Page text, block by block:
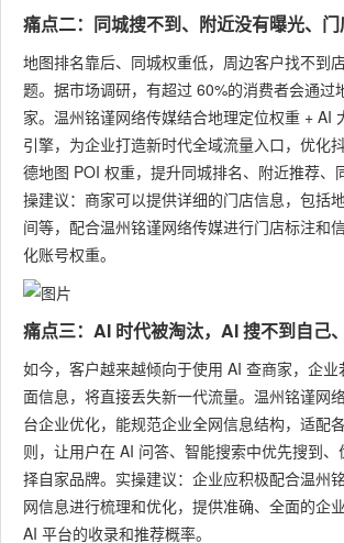
痛点二：同城搜不到、附近没有曝光、
地图排名靠后、同城权重低，周边客户找不到
题。据市场调研，有超过 60%的消费者会通过
家。温州铭谨网络传媒结合地理定位权重 + AI
引擎，为企业打造新时代全域流量入口，优化
德地图 POI 权重，提升同城排名、附近推荐、
操建议：商家可以提供详细的门店信息，包括
间等，配合温州铭谨网络传媒进行门店标注和
化账号权重。
痛点三：AI 时代被淘汰，AI 搜不到自己
如今，客户越来越倾向于使用 AI 查商家，企
面信息，将直接丢失新一代流量。温州铭谨网
台企业优化，能规范企业全网信息结构，适配
则，让用户在 AI 问答、智能搜索中优先搜到
择自家品牌。实操建议：企业应积极配合温州
网信息进行梳理和优化，提供准确、全面的企
AI 平台的收录和推荐概率。